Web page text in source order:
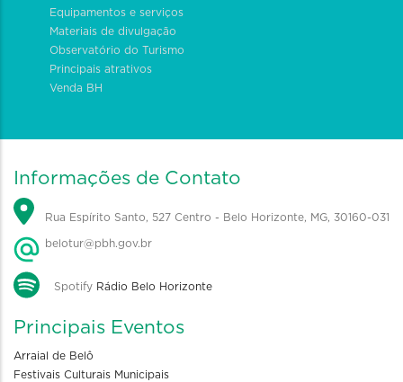
Equipamentos e serviços
Materiais de divulgação
Observatório do Turismo
Principais atrativos
Venda BH
Informações de Contato
Rua Espírito Santo, 527 Centro - Belo Horizonte, MG, 30160-031
belotur@pbh.gov.br
Spotify Rádio Belo Horizonte
Principais Eventos
Arraial de Belô
Festivais Culturais Municipais